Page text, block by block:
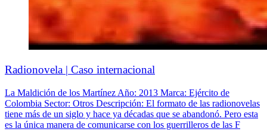
Radionovela | Caso internacional
La Maldición de los Martínez Año: 2013 Marca: Ejército de
Colombia Sector: Otros Descripción: El formato de las radionovelas
tiene más de un siglo y hace ya décadas que se abandonó. Pero esta
es la única manera de comunicarse con los guerrilleros de las F